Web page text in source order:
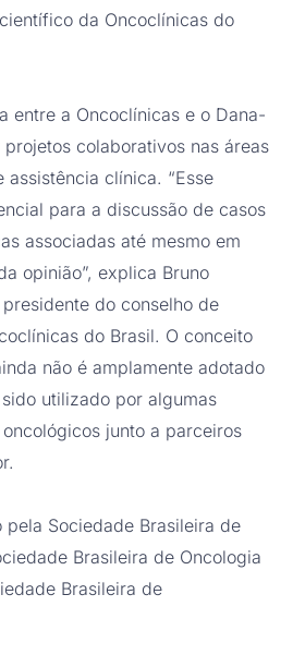
da Oncoclínicas do
entre a Oncoclínicas e o Dana-
colaborativos nas áreas
assistência clínica. “Esse
para a discussão de casos
associadas até mesmo em
opinião”, explica Bruno
do conselho de
do Brasil. O conceito
não é amplamente adotado
utilizado por algumas
junto a parceiros
pela Sociedade Brasileira de
Brasileira de Oncologia
Brasileira de